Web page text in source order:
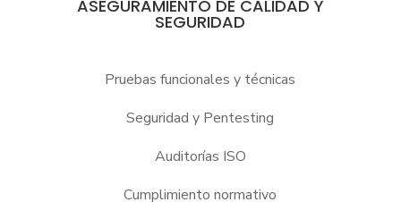
ASEGURAMIENTO DE CALIDAD Y
SEGURIDAD
Pruebas funcionales y técnicas
Seguridad y Pentesting
Auditorías ISO
Cumplimiento normativo